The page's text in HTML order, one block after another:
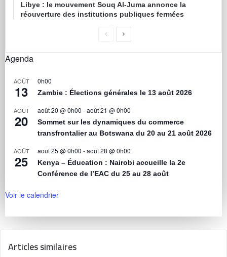
Libye : le mouvement Souq Al-Juma annonce la
réouverture des institutions publiques fermées
Agenda
AOÛT
13
0h00
Zambie : Élections générales le 13 août 2026
AOÛT
20
août 20 @ 0h00 -août 21 @ 0h00
Sommet sur les dynamiques du commerce
transfrontalier au Botswana du 20 au 21 août 2026
AOÛT
25
août 25 @ 0h00 -août 28 @ 0h00
Kenya – Éducation : Nairobi accueille la 2e
Conférence de l’EAC du 25 au 28 août
Voir le calendrier
Articles similaires